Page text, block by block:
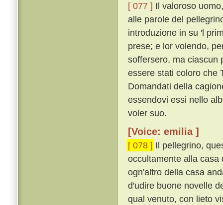
[ 077 ] Il valoroso
alle parole del
introduzione in su 'l
prese; e lor volendo,
soffersero, ma ciascun
essere stati coloro che
Domandati della
essendovi essi nello
voler suo.
[Voice: emilia ]
[ 078 ] Il pellegrino,
occultamente alla casa
ogn'altro della casa
d'udire buone novelle
qual venuto, con lieto